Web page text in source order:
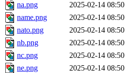
na.png
2025-02-14 08:50
name.png
2025-02-14 08:50
nato.png
2025-02-14 08:50
nb.png
2025-02-14 08:50
nc.png
2025-02-14 08:50
ne.png
2025-02-14 08:50